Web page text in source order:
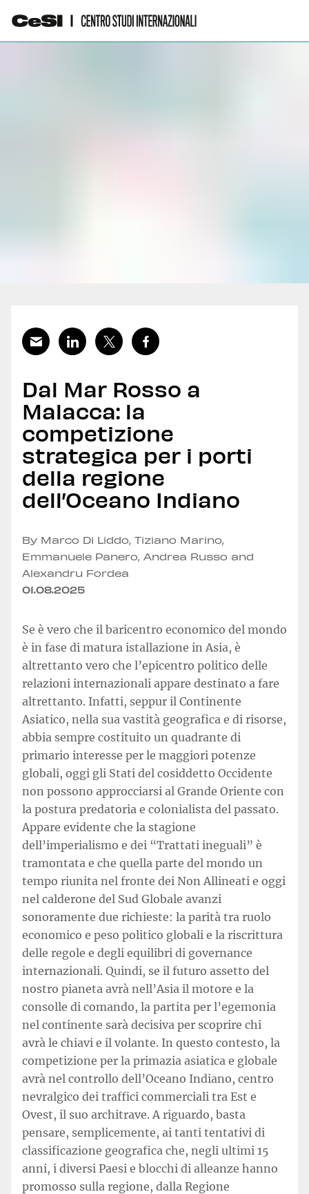
Dal Mar Rosso a
Malacca: la
competizione
strategica per i porti
della regione
dell’Oceano Indiano
By Marco Di Liddo, Tiziano Marino,
Emmanuele Panero, Andrea Russo and
Alexandru Fordea
01.08.2025
Se è vero che il baricentro economico del mondo
è in fase di matura istallazione in Asia, è
altrettanto vero che l’epicentro politico delle
relazioni internazionali appare destinato a fare
altrettanto. Infatti, seppur il Continente
Asiatico, nella sua vastità geografica e di risorse,
abbia sempre costituito un quadrante di
primario interesse per le maggiori potenze
globali, oggi gli Stati del cosiddetto Occidente
non possono approcciarsi al Grande Oriente con
la postura predatoria e colonialista del passato.
Appare evidente che la stagione
dell’imperialismo e dei “Trattati ineguali” è
tramontata e che quella parte del mondo un
tempo riunita nel fronte dei Non Allineati e oggi
nel calderone del Sud Globale avanzi
sonoramente due richieste: la parità tra ruolo
economico e peso politico globali e la riscrittura
delle regole e degli equilibri di governance
internazionali. Quindi, se il futuro assetto del
nostro pianeta avrà nell’Asia il motore e la
consolle di comando, la partita per l’egemonia
nel continente sarà decisiva per scoprire chi
avrà le chiavi e il volante. In questo contesto, la
competizione per la primazia asiatica e globale
avrà nel controllo dell’Oceano Indiano, centro
nevralgico dei traffici commerciali tra Est e
Ovest, il suo architrave. A riguardo, basta
pensare, semplicemente, ai tanti tentativi di
classificazione geografica che, negli ultimi 15
anni, i diversi Paesi e blocchi di alleanze hanno
promosso sulla regione, dalla Regione